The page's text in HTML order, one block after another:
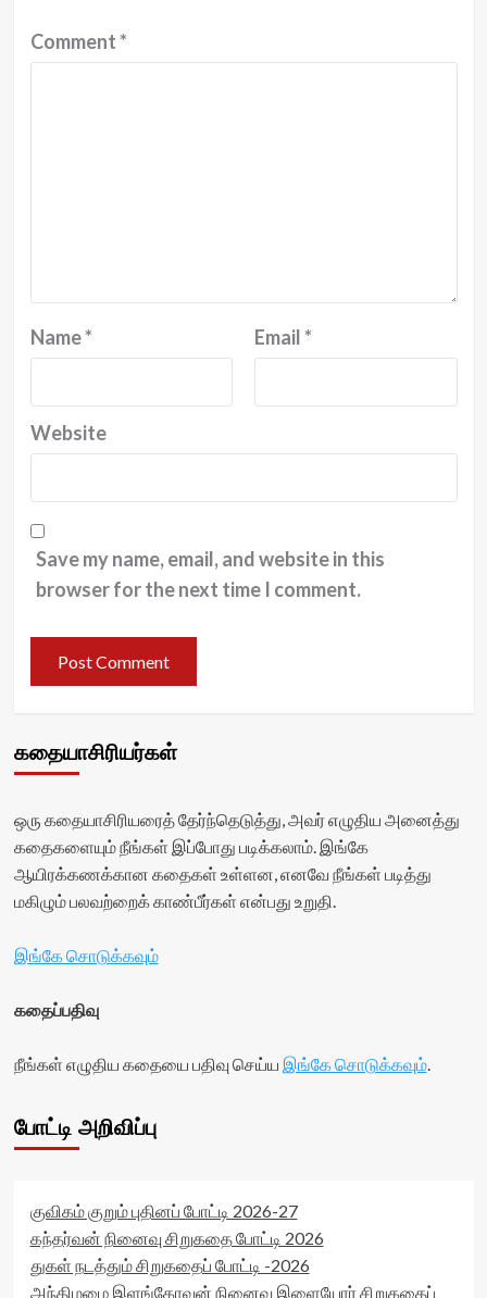
Comment*
Name* Email*
Website
Save my name, email, and website in this
browser for the next time I comment.
கதையாசிரியர்கள்
ஒரு கதையாசிரியரைத் தேர்ந்தெடுத்து, அவர் எழுதிய அனைத்து
கதைகளையும் நீங்கள் இப்போது படிக்கலாம். இங்கே
ஆயிரக்கணக்கான கதைகள் உள்ளன, எனவே நீங்கள் படித்து
மகிழும் பலவற்றைக் காண்பீர்கள் என்பது உறுதி.
இங்கே சொடுக்கவும்
கதைப்பதிவு
நீங்கள் எழுதிய கதையை பதிவு செய்ய இங்கே சொடுக்கவும்.
போட்டி அறிவிப்பு
குவிகம் குறும் புதினப் போட்டி 2026-27
கந்தர்வன் நினைவு சிறுகதை போட்டி 2026
துகள் நடத்தும் சிறுகதைப் போட்டி -2026
அந்திமழை இளங்கோவன் நினைவு இளையோர் சிறுகதைப்